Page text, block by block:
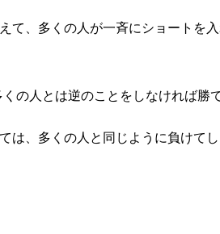
て、多くの人が一斉にショートを
の人とは逆のことをしなければ勝
は、多くの人と同じように負けてし